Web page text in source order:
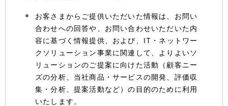
お客さまからご提供いただいた情報は、お問い
合わせへの回答や、お問い合わせいただいた内
容に基づく情報提供、および、IT・ネットワー
クソリューション事業に関連して、よりよいソ
リューションのご提案に向けた活動（顧客ニー
ズの分析、当社商品・サービスの開発、評価収
集・分析、提案活動など）の目的のために利用
いたします。